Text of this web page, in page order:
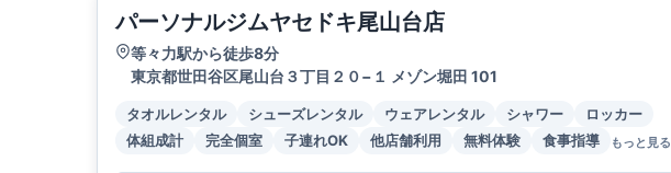
パーソナルジムヤセドキ尾山台店
等々力駅から徒歩8分
東京都世田谷区尾山台３丁目２０−１ メゾン堀田 101
タオルレンタル シューズレンタル ウェアレンタル シャワー
ロッカー
体組成計
完全個室 子連れOK 他店舗利用 無料体験 食事指導 もっと見る